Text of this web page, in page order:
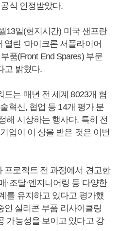
식 인정받았다.
13일(현지시간) 미국 샌프란
린 ‘마이크론 서플라이어
품(Front End Spares) 부문
고 밝혔다.
는 매년 전 세계 8023개 협
혁신, 협업 등 14개 평가 분
해 시상하는 행사다. 특히 전
업이 이 상을 받은 것은 이번
프로젝트 전 과정에서 견고한
·조달·엔지니어링 등 다양한
를 유지하고 있다고 평가했
인 실리콘 부품 리사이클링
가능성을 보이고 있다고 강